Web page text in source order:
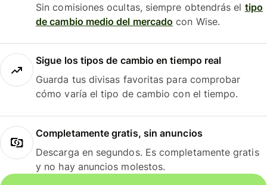
Sin comisiones ocultas, siempre obtendrás el tipo
de cambio medio del mercado con Wise.
Sigue los tipos de cambio en tiempo real
Guarda tus divisas favoritas para comprobar
cómo varía el tipo de cambio con el tiempo.
Completamente gratis, sin anuncios
Descarga en segundos. Es completamente gratis
y no hay anuncios molestos.